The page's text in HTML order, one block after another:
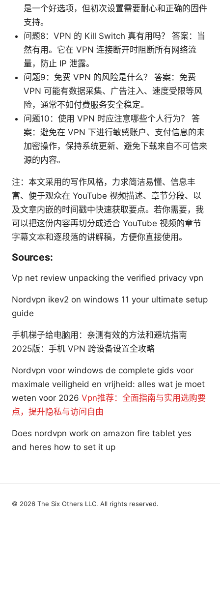
是一个好选项，但初次设置需要耐心和正确的固件
支持。
问题8：VPN 的 Kill Switch 真有用吗？ 答案：当
然有用。它在 VPN 连接断开时阻断所有网络流
量，防止 IP 泄露。
问题9：免费 VPN 的风险是什么？ 答案：免费
VPN 可能有数据采集、广告注入、速度受限等风
险，通常不如付费服务安全稳定。
问题10：使用 VPN 时应注意哪些个人行为？ 答
案：避免在 VPN 下进行敏感账户、支付信息的未
加密操作，保持系统更新、避免下载来自不可信来
源的内容。
注：本文采用的写作风格，力求简洁易懂、信息丰
富、便于观众在 YouTube 视频描述、章节分段、以
及文章内嵌的时间戳中快速获取要点。若你需要，我
可以把这份内容再切分成适合 YouTube 视频的章节
字幕文本和逐段落的讲解稿，方便你直接使用。
Sources:
Vp net review unpacking the verified privacy vpn
Nordvpn ikev2 on windows 11 your ultimate setup
guide
手机梯子给电脑用：亲测有效的方法和避坑指南
2025版：手机 VPN 跨设备设置全攻略
Nordvpn voor windows de complete gids voor
maximale veiligheid en vrijheid: alles wat je moet
weten voor 2026 Vpn推荐：全面指南与实用选购要
点，提升隐私与访问自由
Does nordvpn work on amazon fire tablet yes
and heres how to set it up
© 2026 The Six Others LLC. All rights reserved.